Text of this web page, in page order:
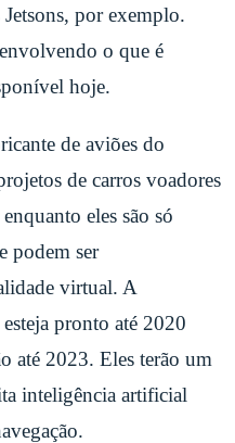
por exemplo.
o que é
hoje.
de aviões do
de carros voadores
eles são só
podem ser
virtual. A
pronto até 2020
até 2023. Eles terão um
inteligência artificial